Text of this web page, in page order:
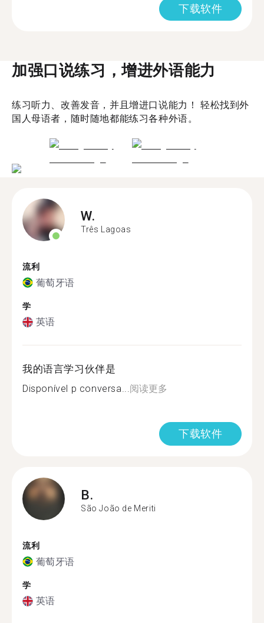
下载软件
加强口说练习，增进外语能力
练习听力、改善发音，并且增进口说能力！ 轻松找到外
国人母语者，随时随地都能练习各种外语。
W.
Três Lagoas
流利
葡萄牙语
学
英语
我的语言学习伙伴是
Disponível p conversa...阅读更多
下载软件
B.
São João de Meriti
流利
葡萄牙语
学
英语